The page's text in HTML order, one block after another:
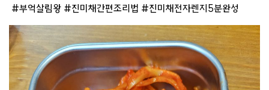
#부억살림왕 #진미채간편조리법 #진미채전자렌지5분완성